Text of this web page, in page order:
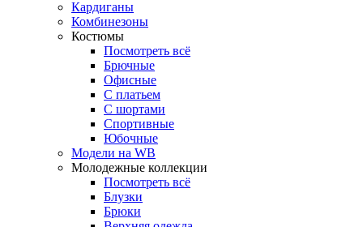
Кардиганы
Комбинезоны
Костюмы
Посмотреть всё
Брючные
Офисные
С платьем
С шортами
Спортивные
Юбочные
Модели на WB
Молодежные коллекции
Посмотреть всё
Блузки
Брюки